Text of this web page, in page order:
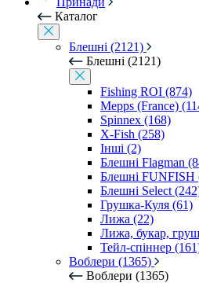
Каталог
Блешні (2121)
Блешні (2121)
Fishing ROI (874)
Mepps (France)
Spinnex (168)
X-Fish (258)
Інші (2)
Блешні Flagman
Блешні FUNFISH
Блешні Select
Грушка-Куля (61)
Лижа (22)
Лижа, букар,
Тейл-спіннер
Воблери (1365)
Воблери (1365)